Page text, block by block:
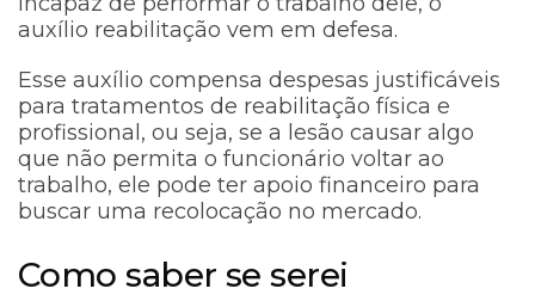
auxílio reabilitação vem em defesa.
Esse auxílio compensa despesas justificáveis
para tratamentos de reabilitação física e
profissional, ou seja, se a lesão causar algo
que não permita o funcionário voltar ao
trabalho, ele pode ter apoio financeiro para
buscar uma recolocação no mercado.
Como saber se serei